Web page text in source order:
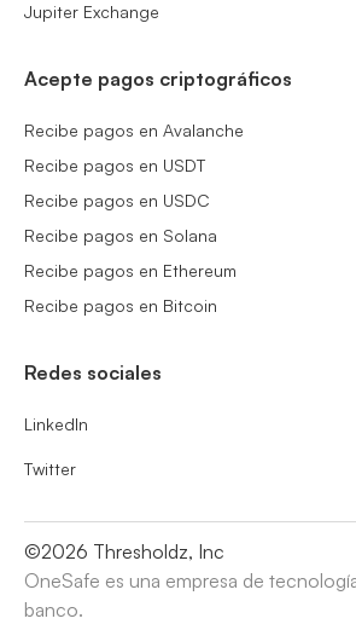
Jupiter Exchange
Acepte pagos criptográficos
Recibe pagos en Avalanche
Recibe pagos en USDT
Recibe pagos en USDC
Recibe pagos en Solana
Recibe pagos en Ethereum
Recibe pagos en Bitcoin
Redes sociales
LinkedIn
Twitter
©2026 Thresholdz, Inc
OneSafe es una empresa de
banco.